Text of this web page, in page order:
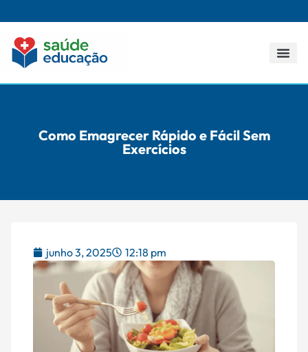
Como Emagrecer Rápido e Fácil Sem
Exercícios
junho 3, 2025 12:18 pm